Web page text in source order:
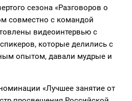
сезона «Разговоров о
совместно с командой
видеоинтервью с
которые делились с
опытом, давали мудрые и
«Лучшее занятие от